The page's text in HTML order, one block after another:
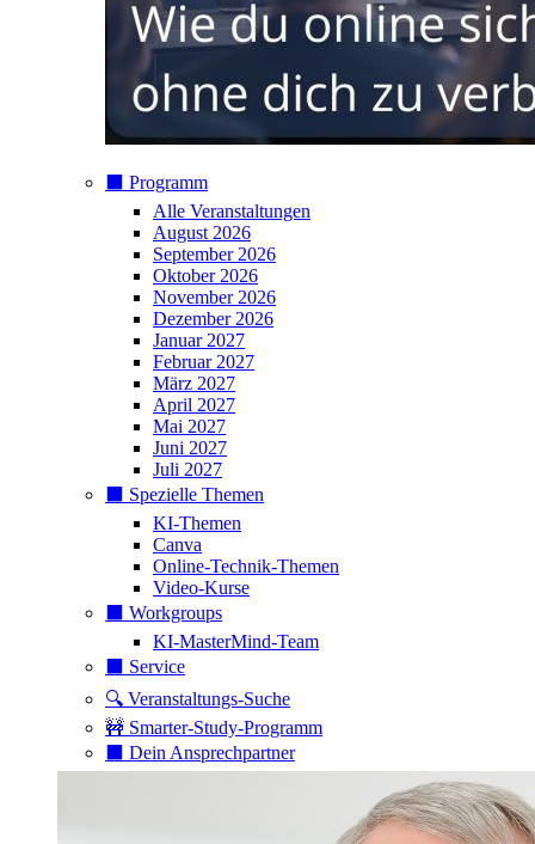
⬛️ Programm
Alle Veranstaltungen
August 2026
September 2026
Oktober 2026
November 2026
Dezember 2026
Januar 2027
Februar 2027
März 2027
April 2027
Mai 2027
Juni 2027
Juli 2027
⬛️ Spezielle Themen
KI-Themen
Canva
Online-Technik-Themen
Video-Kurse
⬛️ Workgroups
KI-MasterMind-Team
⬛️ Service
🔍 Veranstaltungs-Suche
🚧 Smarter-Study-Programm
⬛️ Dein Ansprechpartner